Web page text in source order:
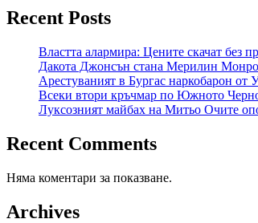
Recent Posts
Властта алармира: Цените скачат без
Дакота Джонсън стана Мерилин
Арестуваният в Бургас наркобарон от
Всеки втори кръчмар по Южното
Луксозният майбах на Митьо Очите
Recent Comments
Няма коментари за показване.
Archives